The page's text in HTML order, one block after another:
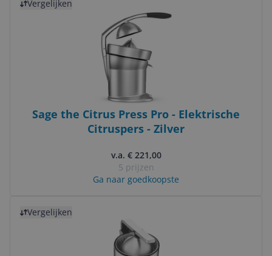
Vergelijken
Sage the Citrus Press Pro - Elektrische
Citruspers - Zilver
v.a. € 221,00
5 prijzen
Ga naar goedkoopste
Vergelijken